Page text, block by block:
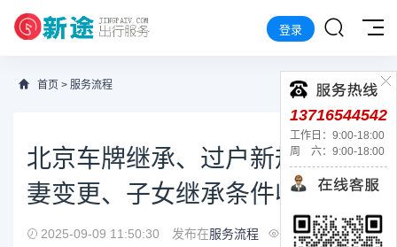
登录
首页 > 服务流程
北京车牌继承、过户新规：夫
妻变更、子女继承条件收紧？
2025-09-09 11:50:30 发布在服务流程 221
13716544542
工作日：9:00-18:00
周 六：9:00-18:00